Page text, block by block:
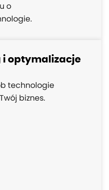
o
optymalizacje
technologie
biznes.